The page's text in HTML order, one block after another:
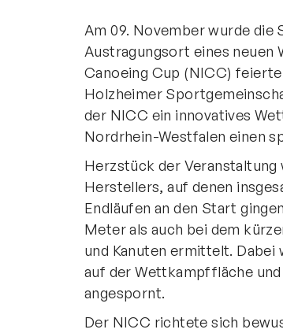
Am 09. November wurde die
Austragungsort eines
Canoeing Cup (NICC)
Holzheimer
der NICC ein innovatives
Nordrhein-Westfalen einen
Herzstück der Veranstaltung
Herstellers, auf denen
Endläufen an den Start
Meter als auch bei dem
und Kanuten ermittelt. Dabei
auf der Wettkampffläche
angespornt.
Der NICC richtete sich